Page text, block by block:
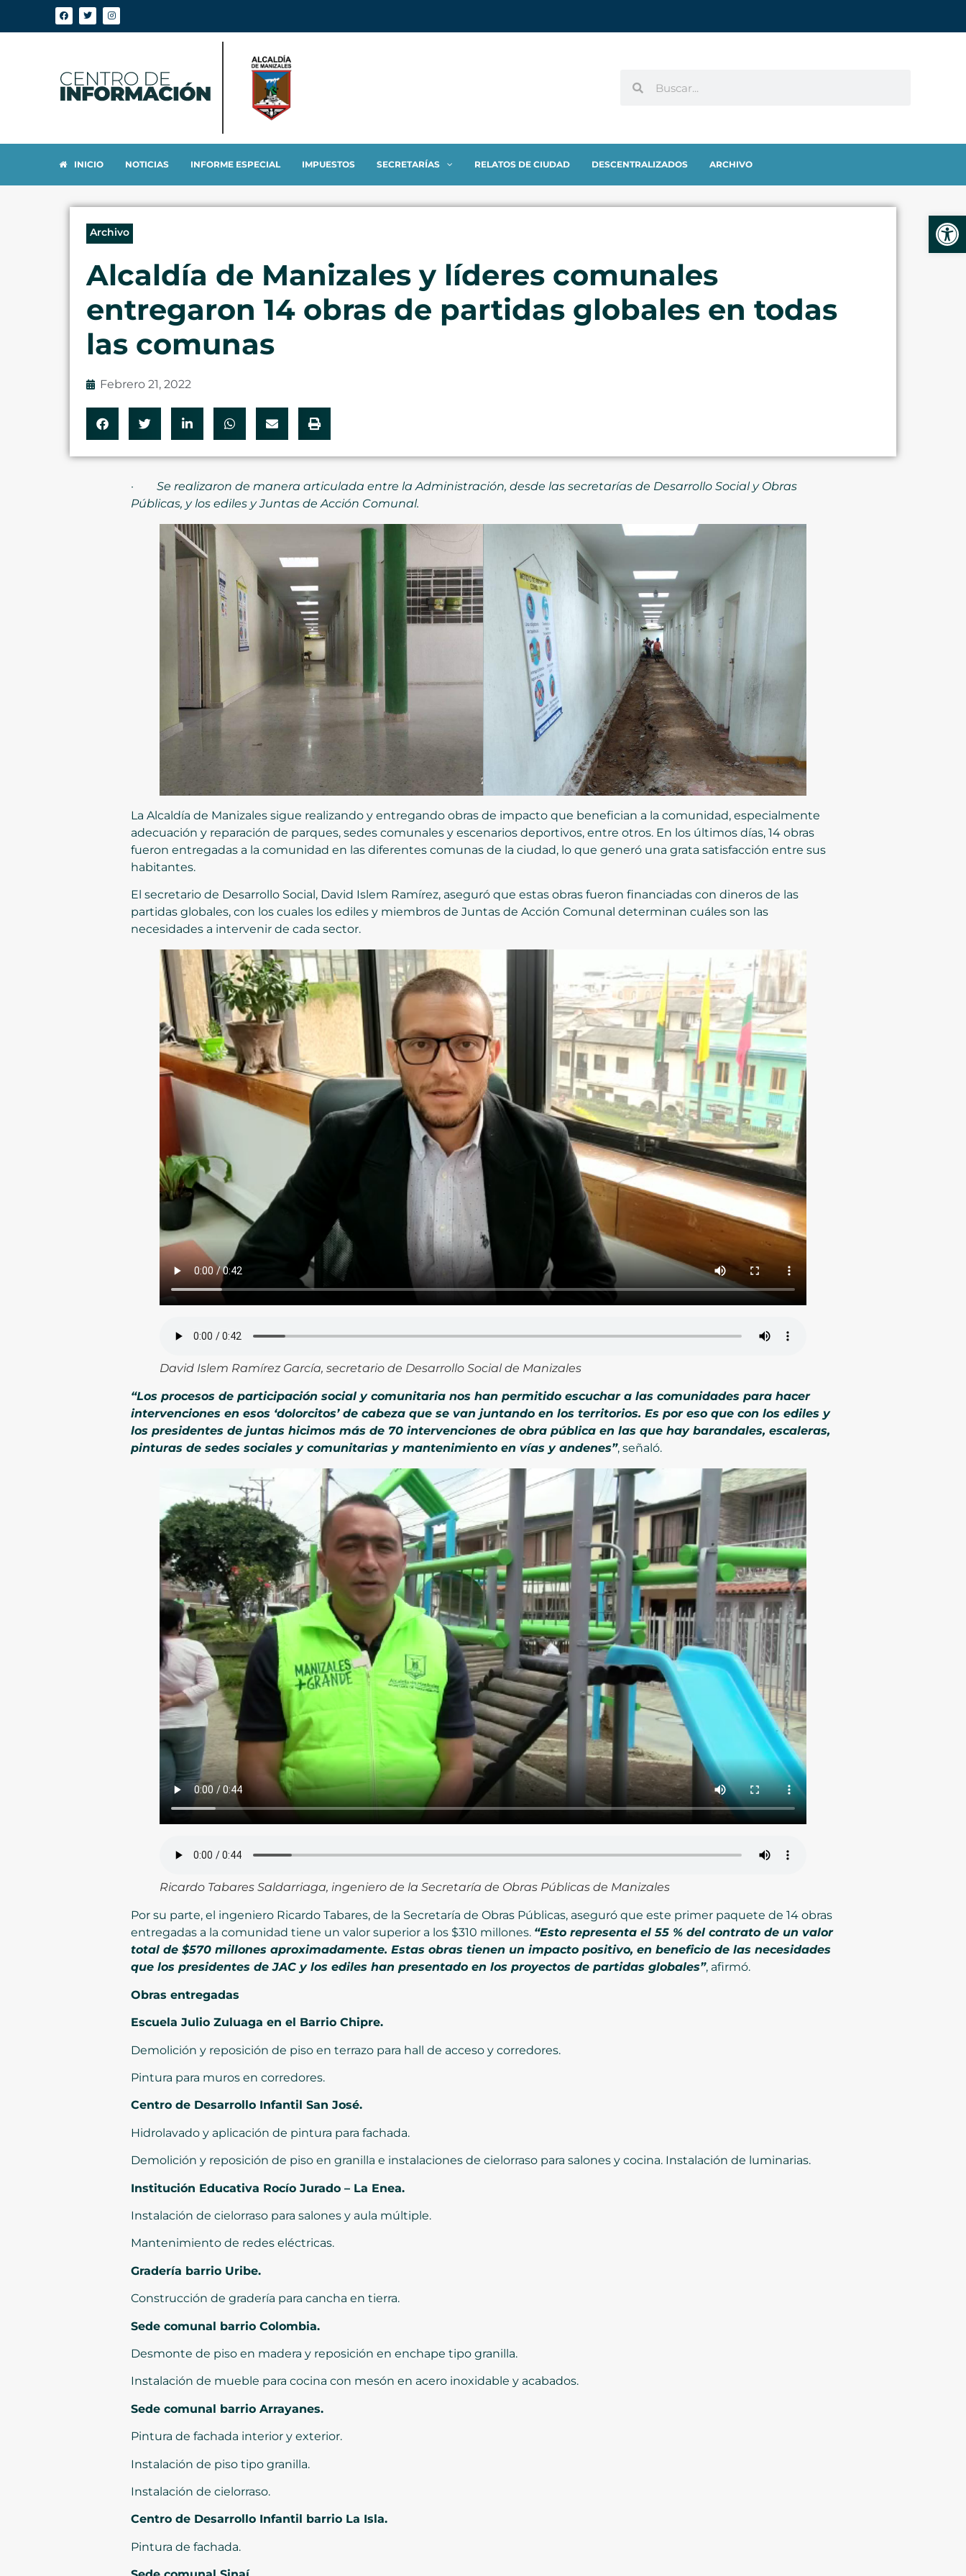
INICIO NOTICIAS INFORME ESPECIAL IMPUESTOS SECRETARÍAS RELATOS DE CIUDAD DESCENTRALIZADOS ARCHIVO
Archivo
Alcaldía de Manizales y líderes comunales
entregaron 14 obras de partidas globales en todas
las comunas
Febrero 21, 2022
· Se realizaron de manera articulada entre la Administración, desde las secretarías de Desarrollo Social y Obras
Públicas, y los ediles y Juntas de Acción Comunal.
La Alcaldía de Manizales sigue realizando y entregando obras de impacto que benefician a la comunidad, especialmente
adecuación y reparación de parques, sedes comunales y escenarios deportivos, entre otros. En los últimos días, 14 obras
fueron entregadas a la comunidad en las diferentes comunas de la ciudad, lo que generó una grata satisfacción entre sus
habitantes.
El secretario de Desarrollo Social, David Islem Ramírez, aseguró que estas obras fueron financiadas con dineros de las
partidas globales, con los cuales los ediles y miembros de Juntas de Acción Comunal determinan cuáles son las
necesidades a intervenir de cada sector.
David Islem Ramírez García, secretario de Desarrollo Social de Manizales
“Los procesos de participación social y comunitaria nos han permitido escuchar a las comunidades para hacer
intervenciones en esos ‘dolorcitos’ de cabeza que se van juntando en los territorios. Es por eso que con los ediles y
los presidentes de juntas hicimos más de 70 intervenciones de obra pública en las que hay barandales, escaleras,
pinturas de sedes sociales y comunitarias y mantenimiento en vías y andenes”, señaló.
Ricardo Tabares Saldarriaga, ingeniero de la Secretaría de Obras Públicas de Manizales
Por su parte, el ingeniero Ricardo Tabares, de la Secretaría de Obras Públicas, aseguró que este primer paquete de 14 obras
entregadas a la comunidad tiene un valor superior a los $310 millones. “Esto representa el 55 % del contrato de un valor
total de $570 millones aproximadamente. Estas obras tienen un impacto positivo, en beneficio de las necesidades
que los presidentes de JAC y los ediles han presentado en los proyectos de partidas globales”, afirmó.
Obras entregadas
Escuela Julio Zuluaga en el Barrio Chipre.
Demolición y reposición de piso en terrazo para hall de acceso y corredores.
Pintura para muros en corredores.
Centro de Desarrollo Infantil San José.
Hidrolavado y aplicación de pintura para fachada.
Demolición y reposición de piso en granilla e instalaciones de cielorraso para salones y cocina. Instalación de luminarias.
Institución Educativa Rocío Jurado – La Enea.
Instalación de cielorraso para salones y aula múltiple.
Mantenimiento de redes eléctricas.
Gradería barrio Uribe.
Construcción de gradería para cancha en tierra.
Sede comunal barrio Colombia.
Desmonte de piso en madera y reposición en enchape tipo granilla.
Instalación de mueble para cocina con mesón en acero inoxidable y acabados.
Sede comunal barrio Arrayanes.
Pintura de fachada interior y exterior.
Instalación de piso tipo granilla.
Instalación de cielorraso.
Centro de Desarrollo Infantil barrio La Isla.
Pintura de fachada.